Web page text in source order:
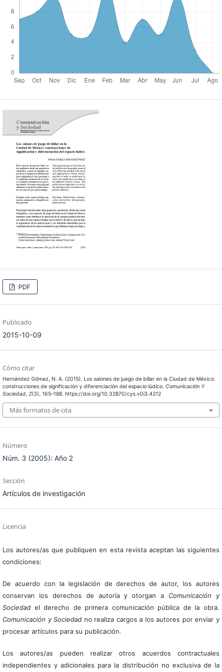
PDF
Publicado
2015-10-09
Cómo citar
Hernández Gómez, N. A. (2015). Los salones de juego de billar en la Ciudad de México:
construcciones de significación y diferenciación del espacio lúdico. Comunicación Y
Sociedad, 2(3), 165–188. https://doi.org/10.32870/cys.v0i3.4212
Más formatos de cita
Número
Núm. 3 (2005): Año 2
Sección
Artículos de investigación
Licencia
Los autores/as que publiquen en esta revista aceptan las siguientes
condiciones:
De acuerdo con la legislación de derechos de autor, los autores
conservan los derechos de autoría y otorgan a Comunicación y
Sociedadel derecho de primera comunicación pública de la obra.
Comunicación y Sociedad no realiza cargos a los autores por enviar y
procesar artículos para su publicación.
Los autores/as pueden realizar otros acuerdos contractuales
independientes y adicionales para la distribución no exclusiva de la